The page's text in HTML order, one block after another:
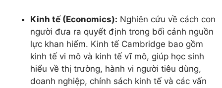
Kinh tế (Economics): Nghiên cứu về cách con
người đưa ra quyết định trong bối cảnh nguồn
lực khan hiếm. Kinh tế Cambridge bao gồm
kinh tế vi mô và kinh tế vĩ mô, giúp học sinh
hiểu về thị trường, hành vi người tiêu dùng,
doanh nghiệp, chính sách kinh tế và các vấn